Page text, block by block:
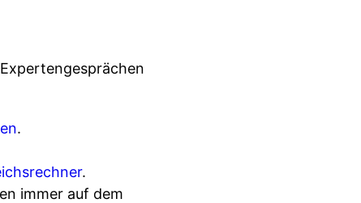
.
.
immer auf dem